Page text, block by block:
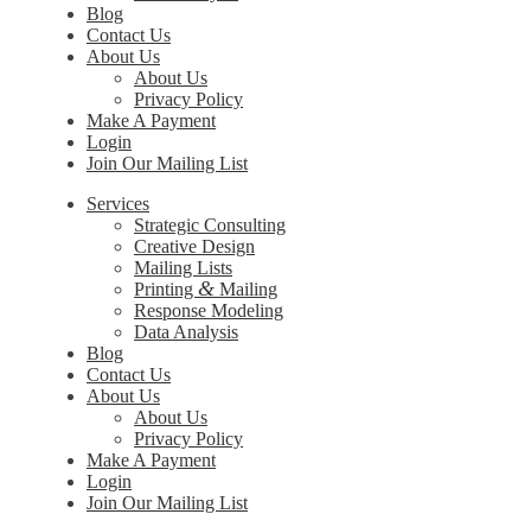
Blog
Contact Us
About Us
About Us
Privacy Policy
Make A Payment
Login
Join Our Mailing List
Services
Strategic Consulting
Creative Design
Mailing Lists
Printing & Mailing
Response Modeling
Data Analysis
Blog
Contact Us
About Us
About Us
Privacy Policy
Make A Payment
Login
Join Our Mailing List